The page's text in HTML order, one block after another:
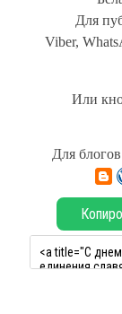
Для
Viber,
Или
Для